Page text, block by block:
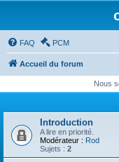
FAQ PCM
Accueil du forum
Nous
Introduction
A lire en priorité.
Modérateur : Rod
Sujets : 2